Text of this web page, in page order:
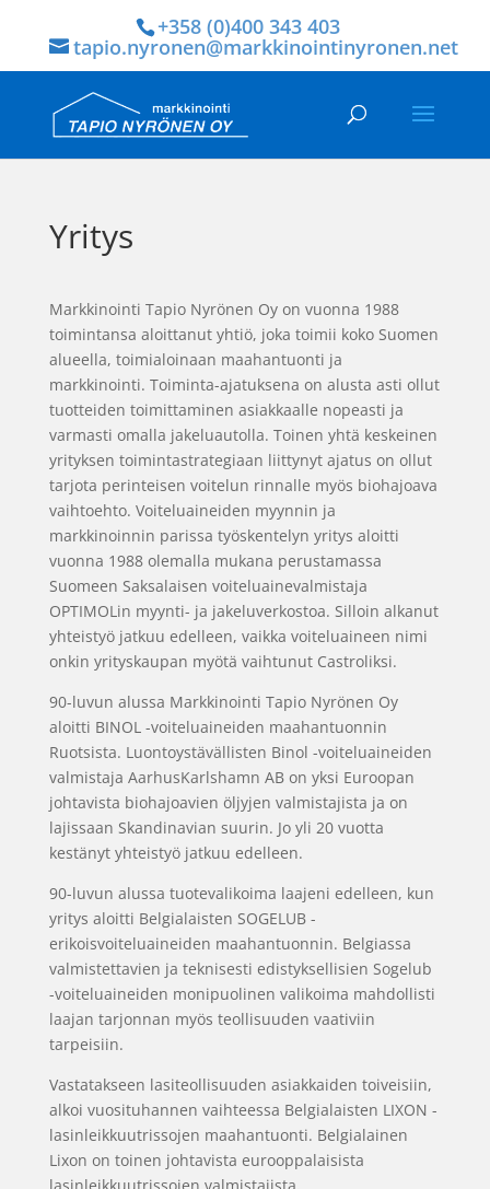
+358 (0)400 343 403
tapio.nyronen@markkinointinyronen.net
Yritys
Markkinointi Tapio Nyrönen Oy on vuonna 1988
toimintansa aloittanut yhtiö, joka toimii koko Suomen
alueella, toimialoinaan maahantuonti ja
markkinointi. Toiminta-ajatuksena on alusta asti ollut
tuotteiden toimittaminen asiakkaalle nopeasti ja
varmasti omalla jakeluautolla. Toinen yhtä keskeinen
yrityksen toimintastrategiaan liittynyt ajatus on ollut
tarjota perinteisen voitelun rinnalle myös biohajoava
vaihtoehto. Voiteluaineiden myynnin ja
markkinoinnin parissa työskentelyn yritys aloitti
vuonna 1988 olemalla mukana perustamassa
Suomeen Saksalaisen voiteluainevalmistaja
OPTIMOLin myynti- ja jakeluverkostoa. Silloin alkanut
yhteistyö jatkuu edelleen, vaikka voiteluaineen nimi
onkin yrityskaupan myötä vaihtunut Castroliksi.
90-luvun alussa Markkinointi Tapio Nyrönen Oy
aloitti BINOL -voiteluaineiden maahantuonnin
Ruotsista. Luontoystävällisten Binol -voiteluaineiden
valmistaja AarhusKarlshamn AB on yksi Euroopan
johtavista biohajoavien öljyjen valmistajista ja on
lajissaan Skandinavian suurin. Jo yli 20 vuotta
kestänyt yhteistyö jatkuu edelleen.
90-luvun alussa tuotevalikoima laajeni edelleen, kun
yritys aloitti Belgialaisten SOGELUB -
erikoisvoiteluaineiden maahantuonnin. Belgiassa
valmistettavien ja teknisesti edistyksellisien Sogelub
-voiteluaineiden monipuolinen valikoima mahdollisti
laajan tarjonnan myös teollisuuden vaativiin
tarpeisiin.
Vastatakseen lasiteollisuuden asiakkaiden toiveisiin,
alkoi vuosituhannen vaihteessa Belgialaisten LIXON -
lasinleikkuutrissojen maahantuonti. Belgialainen
Lixon on toinen johtavista eurooppalaisista